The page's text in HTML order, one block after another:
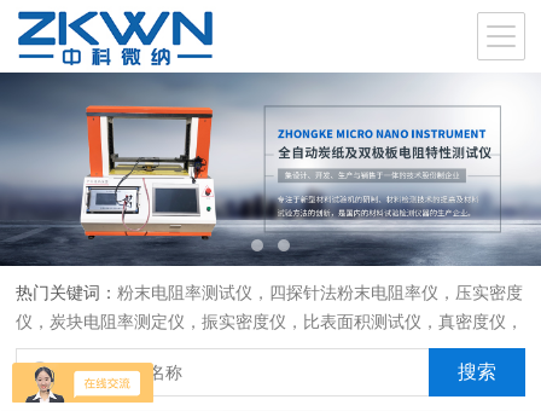
热门关键词：粉末电阻率测试仪，四探针法粉末电阻率仪，压实密度
仪，炭块电阻率测定仪，振实密度仪，比表面积测试仪，真密度仪，
炭块热膨胀仪，炭块透气率仪，炭块二氧化碳反应测定仪